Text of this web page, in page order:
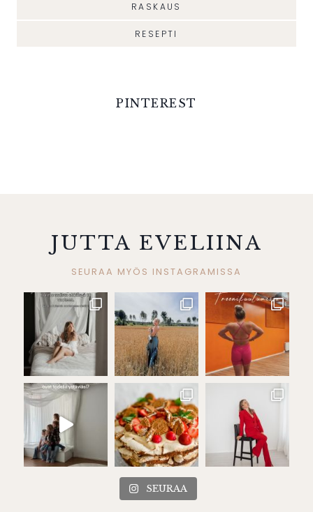
RASKAUS
RESEPTI
PINTEREST
JUTTA EVELIINA
SEURAA MYÖS INSTAGRAMISSA
SEURAA